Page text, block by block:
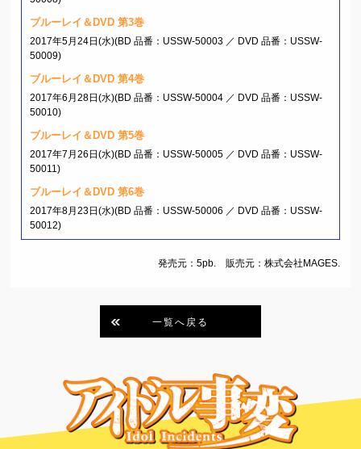
ブルーレイ＆DVD 第3巻
2017年5月24日(水)(BD 品番：USSW-50003 ／ DVD 品番：USSW-
50009)
ブルーレイ＆DVD 第4巻
2017年6月28日(水)(BD 品番：USSW-50004 ／ DVD 品番：USSW-
50010)
ブルーレイ＆DVD 第5巻
2017年7月26日(水)(BD 品番：USSW-50005 ／ DVD 品番：USSW-
50011)
ブルーレイ＆DVD 第6巻
2017年8月23日(水)(BD 品番：USSW-50006 ／ DVD 品番：USSW-
50012)
発売元：5pb. 販売元：株式会社MAGES.
一覧へ戻る